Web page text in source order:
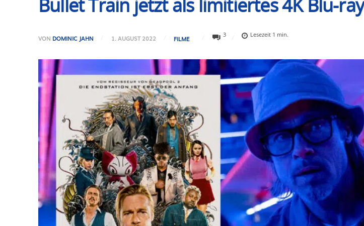
Bullet Train jetzt als limitiertes 4K Blu-
VON DOMINIC JAHN 1. AUGUST 2022 FILME
3 Lesezeit 1 min.